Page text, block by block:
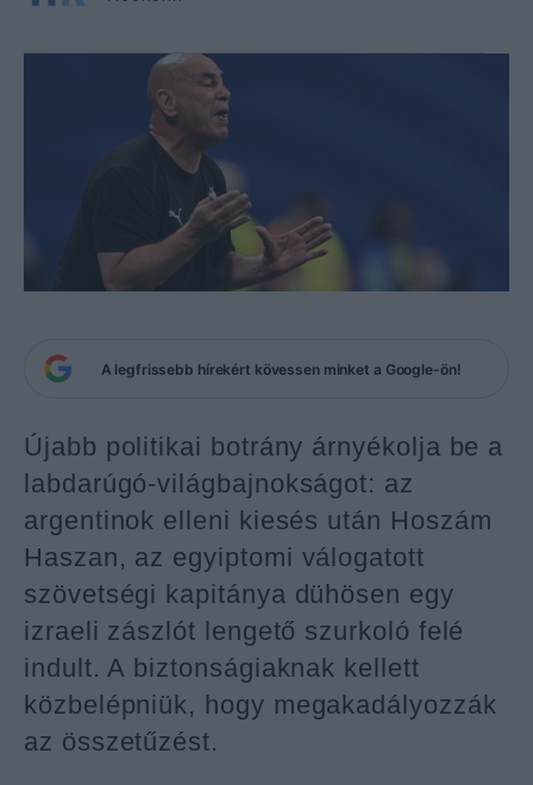
A legfrissebb hírekért kövessen minket a Google-ön!
Újabb politikai botrány árnyékolja be a
labdarúgó-világbajnokságot: az
argentinok elleni kiesés után Hoszám
Haszan, az egyiptomi válogatott
szövetségi kapitánya dühösen egy
izraeli zászlót lengető szurkoló felé
indult. A biztonságiaknak kellett
közbelépniük, hogy megakadályozzák
az összetűzést.